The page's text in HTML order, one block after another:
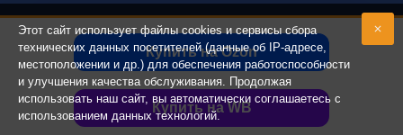
Купить на Ozon
Купить на WB
Адрес:
Copyright ©2020 - 2025КУЗОВИК.РУ
Этот сайт использует файлы cookies и сервисы сбора
технических данных посетителей (данные об IP-адресе,
местоположении и др.) для обеспечения работоспособности
и улучшения качества обслуживания. Продолжая
использовать наш сайт, вы автоматически соглашаетесь с
использованием данных технологий.